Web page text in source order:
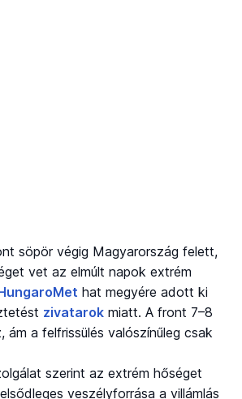
söpör végig Magyarország felett,
vet az elmúlt napok extrém
hat megyére adott ki
zivatarok miatt. A front 7–8
ám a felfrissülés valószínűleg csak
szerint az extrém hőséget
veszélyforrása a villámlás